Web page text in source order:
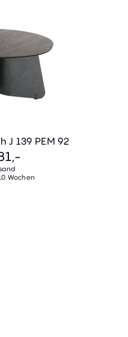
J 139 PEM 92
Wochen